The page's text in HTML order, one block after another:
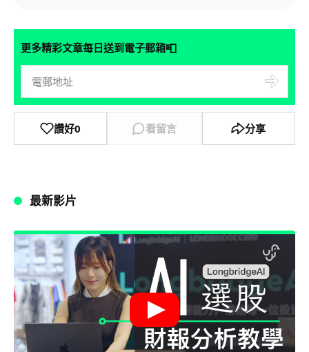
更多精彩文章每日送到電子郵箱📮
讚好0 看留言 分享
最新影片